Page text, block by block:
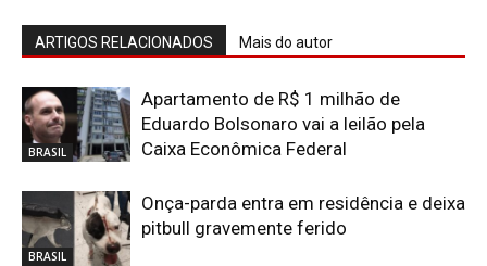
ARTIGOS RELACIONADOS Mais do autor
BRASIL
Apartamento de R$ 1 milhão de
Eduardo Bolsonaro vai a leilão pela
Caixa Econômica Federal
BRASIL
Onça-parda entra em residência e deixa
pitbull gravemente ferido